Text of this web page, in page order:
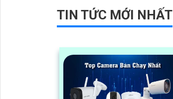
TIN TỨC MỚI NHẤT